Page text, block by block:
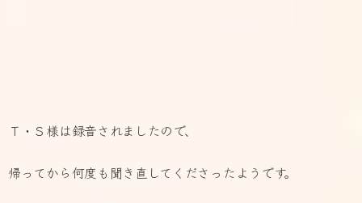
Ｔ・Ｓ様は録音されましたので、
帰ってから何度も聞き直してくださったようです。